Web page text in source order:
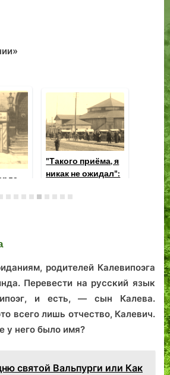
в
«Просей мне денег
и брось на
родителей Калевипоэга
Перевести на русский язык
и есть, — сын Калева.
всего лишь отчество, Калевич.
у него было имя?
святой Вальпурги или Как